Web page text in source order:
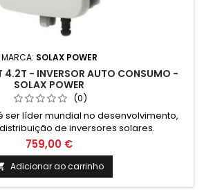
MARCA: SOLAX POWER
4.2T - INVERSOR AUTO CONSUMO -
SOLAX POWER
(0)
ser líder mundial no desenvolvimento,
de inversores solares.
759,00 €
Adicionar ao carrinho